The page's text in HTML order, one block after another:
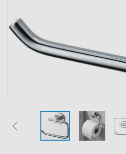
ons voorop, want we
goede relatie met onze
verschil maakt.